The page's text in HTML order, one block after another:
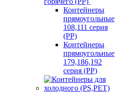
Контейнеры
прямоугольные
108,111 серия
(PP)
Контейнеры
прямоугольные
179,186,192
серия (PP)